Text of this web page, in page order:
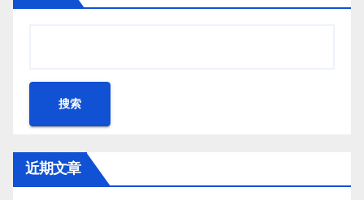
搜索
近期文章